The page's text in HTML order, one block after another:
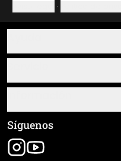
·
Sobre nosotros
Resumen de
Seguimiento de envío
Términos y
Aviso legal
Síguenos